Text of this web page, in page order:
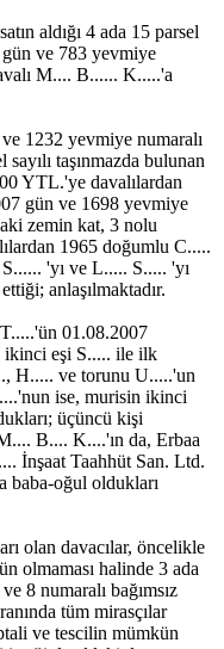
aldığı 4 ada 15 parsel
gün ve 783 yevmiye
M.... B...... K.....'a
1232 yevmiye numaralı
taşınmazda bulunan
YTL.'ye davalılardan
gün ve 1698 yevmiye
zemin kat, 3 nolu
1965 doğumlu C.....
'yı ve L..... S..... 'yı
anlaşılmaktadır.
01.08.2007
ikinci eşi S..... ile ilk
H..... ve torunu U.....'un
ise, murisin ikinci
üçüncü kişi
B.... K....'ın da, Erbaa
İnşaat Taahhüt San. Ltd.
baba-oğul oldukları
olan davacılar, öncelikle
olmaması halinde 3 ada
8 numaralı bağımsız
tüm mirasçılar
ve tescilin mümkün